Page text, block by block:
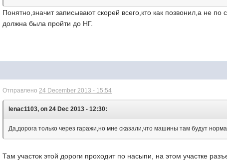
Понятно,значит записывают скорей всего,кто как позвонил,а не
должна была пройти до НГ.
Отправлено24 December 2013 - 15:54
lenac1103, on 24 Dec 2013 - 12:30:
Да,дорога только через гаражи,но мне сказали,что машины там будут
Там участок этой дороги проходит по насыпи, на этом участке